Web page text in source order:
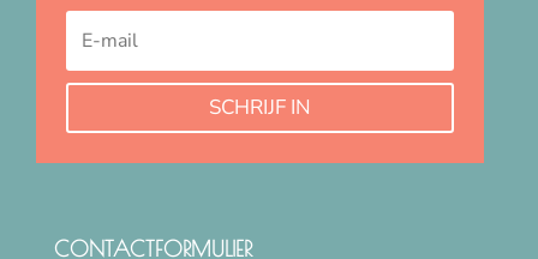
SCHRIJF IN
CONTACTFORMULIER